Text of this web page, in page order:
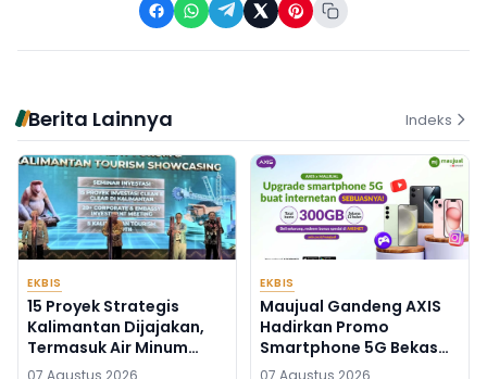
Berita Lainnya Indeks
EKBIS
15 Proyek Strategis
Kalimantan Dijajakan,
Termasuk Air Minum
Sepaku-Semoi dan
EKBIS
Maujual Gandeng AXIS
Hadirkan Promo
Smartphone 5G Bekas
dengan Bonus Kuota